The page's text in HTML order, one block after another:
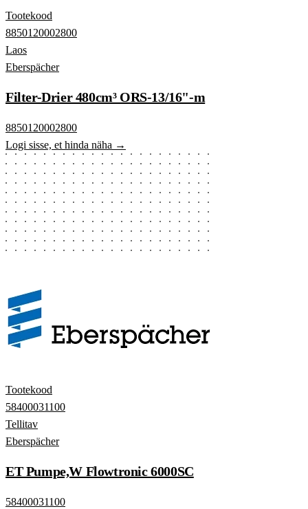
Tootekood
8850120002800
Laos
Eberspächer
Filter-Drier 480cm³ ORS-13/16"-m
8850120002800
Logi sisse, et hinda näha →
Tootekood
58400031100
Tellitav
Eberspächer
ET Pumpe,W Flowtronic 6000SC
58400031100